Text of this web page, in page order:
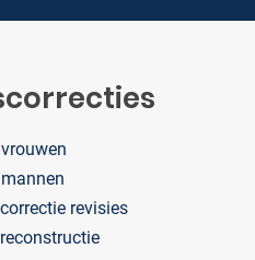
revisies